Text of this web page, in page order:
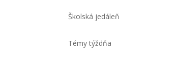
Školská jedáleň
Témy týždňa